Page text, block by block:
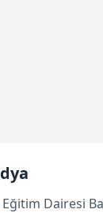
Dairesi